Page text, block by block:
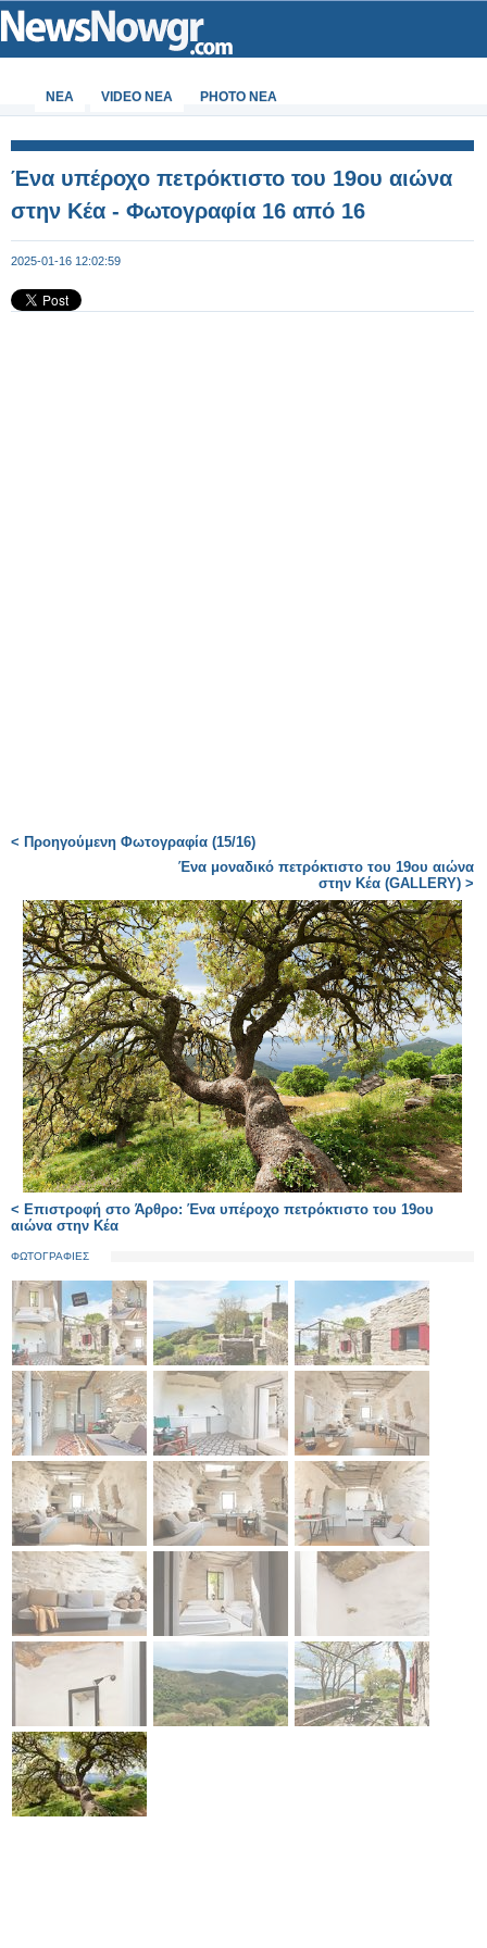
ΝΕΑ VIDEO NEA PHOTO NEA
Ένα υπέροχο πετρόκτιστο του 19ου αιώνα
στην Κέα - Φωτογραφία 16 από 16
2025-01-16 12:02:59
< Προηγούμενη Φωτογραφία (15/16)
Ένα μοναδικό πετρόκτιστο του 19ου αιώνα
στην Κέα (GALLERY) >
< Επιστροφή στο Άρθρο: Ένα υπέροχο πετρόκτιστο του 19ου
αιώνα στην Κέα
ΦΩΤΟΓΡΑΦΙΕΣ